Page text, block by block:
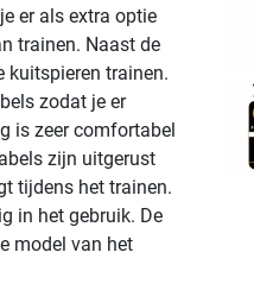
er als extra optie
trainen. Naast de
kuitspieren trainen.
zodat je er
is zeer comfortabel
zijn uitgerust
tijdens het trainen.
in het gebruik. De
model van het